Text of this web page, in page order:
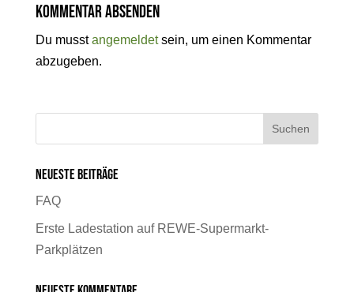
Kommentar absenden
Du musstangemeldetsein, um einen Kommentar
abzugeben.
Neueste Beiträge
FAQ
Erste Ladestation auf REWE-Supermarkt-
Parkplätzen